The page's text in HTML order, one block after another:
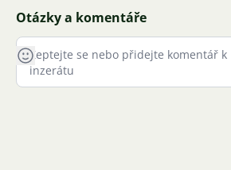
Otázky a komentáře